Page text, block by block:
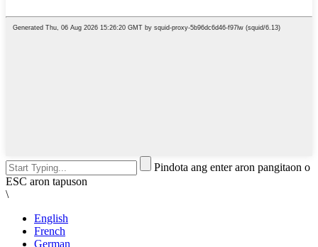
Pindota ang enter aron pangitaon o
ESC aron tapuson
\
English
French
German